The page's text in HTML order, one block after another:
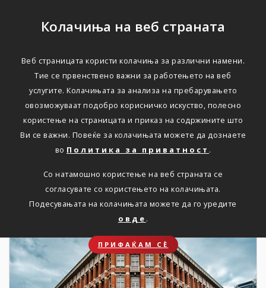
Колачиња на веб страната
Веб страницата користи колачиња за различни намени.
Тие се првенствено важни за работењето на веб
услугите. Колачињата за анализа на пребарувањето
овозможуваат подобро корисничко искуство, полесно
користење на страницата и приказ на содржините што
Ви се важни. Повеќе за колачињата можете да дознаете
во Политика за приватност .
Со натамошно користење на веб страната се
согласувате со користењето на колачињата.
Подесувањата на колачињата можете да го уредите
овде .
ПРИФАЌАМ СЀ
НОВОСТИ
Актуелно
Новости
19. 08. 2022